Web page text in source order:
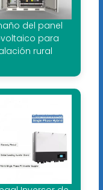
del panel
para
rural